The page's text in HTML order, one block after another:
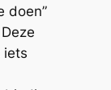
doen”
iets